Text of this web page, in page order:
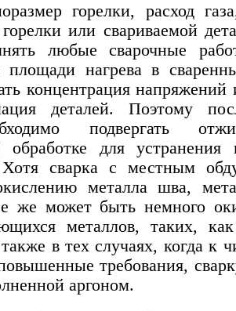
горелки, расход
или свариваемой
любые сварочные
площади нагрева в
концентрация напряжений
деталей. Поэтому
подвергать
обработке для устранения
сварка с местным
металла шва,
же может быть немного
металлов, таких,
в тех случаях, когда к
требования,
аргоном.